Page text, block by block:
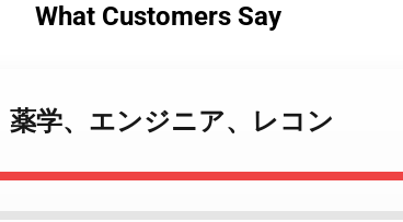
What Customers Say
学、エンジニア、レコン